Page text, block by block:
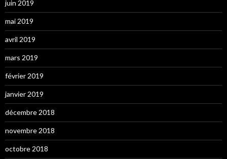
juin 2019
mai 2019
avril 2019
mars 2019
février 2019
janvier 2019
décembre 2018
novembre 2018
octobre 2018